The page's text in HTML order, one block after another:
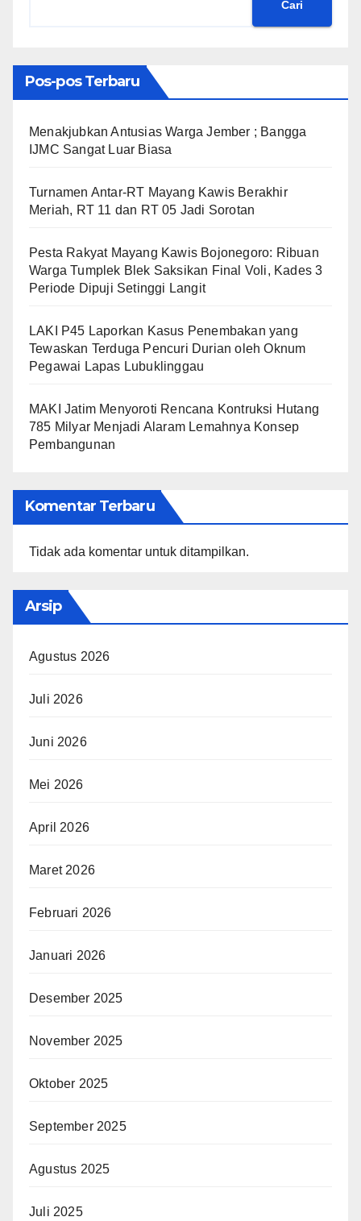
Cari
Pos-pos Terbaru
Menakjubkan Antusias Warga Jember ; Bangga
IJMC Sangat Luar Biasa
Turnamen Antar-RT Mayang Kawis Berakhir
Meriah, RT 11 dan RT 05 Jadi Sorotan
​Pesta Rakyat Mayang Kawis Bojonegoro: Ribuan
Warga Tumplek Blek Saksikan Final Voli, Kades 3
Periode Dipuji Setinggi Langit
LAKI P45 Laporkan Kasus Penembakan yang
Tewaskan Terduga Pencuri Durian oleh Oknum
Pegawai Lapas Lubuklinggau
MAKI Jatim Menyoroti Rencana Kontruksi Hutang
785 Milyar Menjadi Alaram Lemahnya Konsep
Pembangunan
Komentar Terbaru
Tidak ada komentar untuk ditampilkan.
Arsip
Agustus 2026
Juli 2026
Juni 2026
Mei 2026
April 2026
Maret 2026
Februari 2026
Januari 2026
Desember 2025
November 2025
Oktober 2025
September 2025
Agustus 2025
Juli 2025